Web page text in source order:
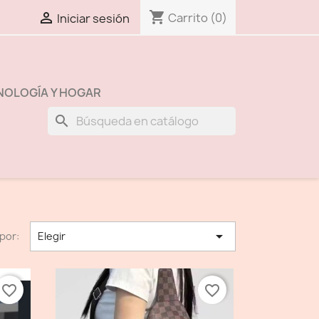
 Iniciar sesión shopping_cart Carrito (0)
Y HOGAR
search
Elegir 
favorite_border favorite_border